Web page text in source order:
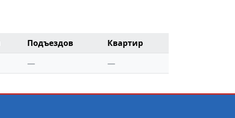
Подъездов
Квартир
— —